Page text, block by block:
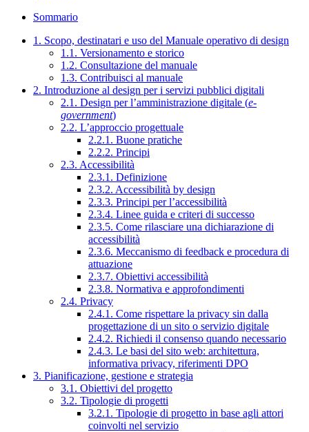
Sommario
1. Scopo, destinatari e uso del Manuale operativo di design
1.1. Versionamento e storico
1.2. Consultazione del manuale
1.3. Contribuisci al manuale
2. Introduzione al design per i servizi pubblici digitali
2.1. Design per l’amministrazione digitale (e-
government)
2.2. L’approccio progettuale
2.2.1. Buone pratiche
2.2.2. Principi
2.3. Accessibilità
2.3.1. Definizione
2.3.2. Accessibilità by design
2.3.3. Principi per l’accessibilità
2.3.4. Linee guida e criteri di successo
2.3.5. Come rilasciare una dichiarazione di
accessibilità
2.3.6. Meccanismo di feedback e procedura di
attuazione
2.3.7. Obiettivi accessibilità
2.3.8. Normativa e approfondimenti
2.4. Privacy
2.4.1. Come rispettare la privacy sin dalla
progettazione di un sito o servizio digitale
2.4.2. Richiedi il consenso quando necessario
2.4.3. Le basi del sito web: architettura,
informativa privacy, riferimenti DPO
3. Pianificazione, gestione e strategia
3.1. Obiettivi del progetto
3.2. Tipologie di progetti
3.2.1. Tipologie di progetto in base agli attori
coinvolti nel servizio